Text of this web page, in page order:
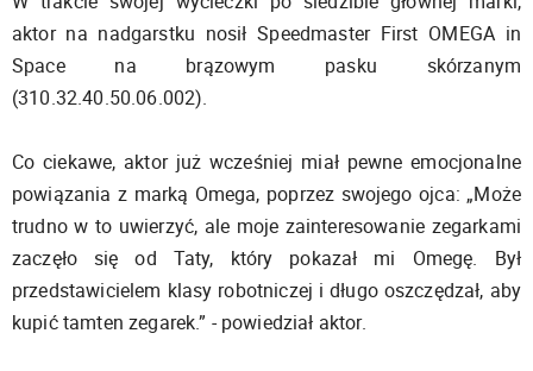
aktor na nadgarstku nosił Speedmaster First OMEGA in
Space na brązowym pasku skórzanym
(310.32.40.50.06.002).
Co ciekawe, aktor już wcześniej miał pewne emocjonalne
powiązania z marką Omega, poprzez swojego ojca: „Może
trudno w to uwierzyć, ale moje zainteresowanie zegarkami
zaczęło się od Taty, który pokazał mi Omegę. Był
przedstawicielem klasy robotniczej i długo oszczędzał, aby
kupić tamten zegarek.” - powiedział aktor.